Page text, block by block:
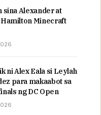
sina Alexander at
Hamilton Minecraft
ni Alex Eala si Leylah
para makaabot sa
ng DC Open